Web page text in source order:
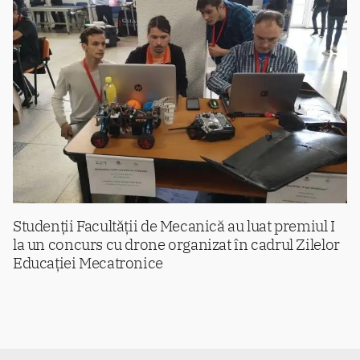
Studenții Facultății de Mecanică au luat premiul I
la un concurs cu drone organizat în cadrul Zilelor
Educației Mecatronice